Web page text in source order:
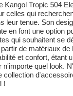
Kangol Tropic 504
celles qui
leur tenue. Son
en font une option
qui souhaitent se
de matériaux de
et confort, étant
n'importe quel look.
collection
!